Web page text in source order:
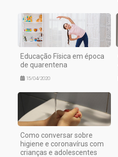
Educação Física em época
de quarentena
15/04/2020
Como conversar sobre
higiene e coronavírus com
crianças e adolescentes